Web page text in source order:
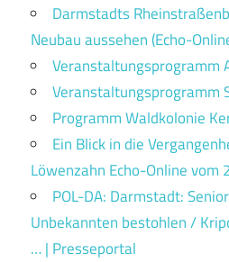
Darmstadts
Neubau aussehen (Echo-
Veranstaltungsprogramm
Veranstaltungsprogramm
Programm Waldkolonie
Ein Blick in die
Löwenzahn Echo-Online vom
POL-DA: Darmstadt:
Unbekannten bestohlen /
… | Presseportal